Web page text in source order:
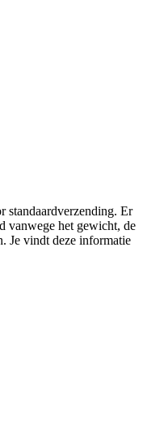
standaardverzending. Er
vanwege het gewicht, de
Je vindt deze informatie